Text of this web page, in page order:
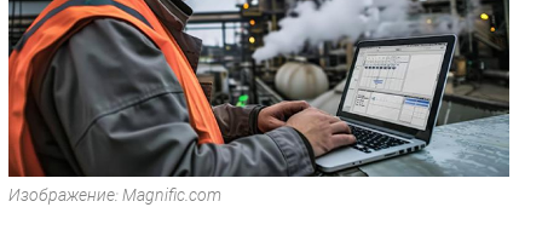
Кадры
Регулирование
Финансы
Web
Безопасность
Инновации
Изображение: Magnific.com